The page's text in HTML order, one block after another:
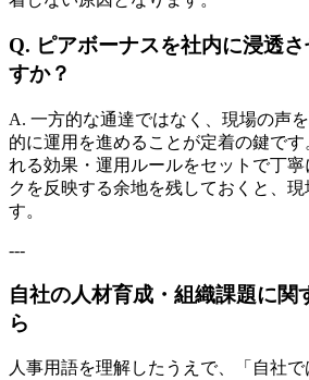
Q. ピアボーナスを社内に浸透
すか？
A. 一方的な通達ではなく、現場の声
的に運用を進めることが定着の鍵で
れる効果・運用ルールをセットで丁
クを反映する余地を残しておくと、
す。
---
自社の人材育成・組織課題に関
ら
人事用語を理解したうえで、「自社